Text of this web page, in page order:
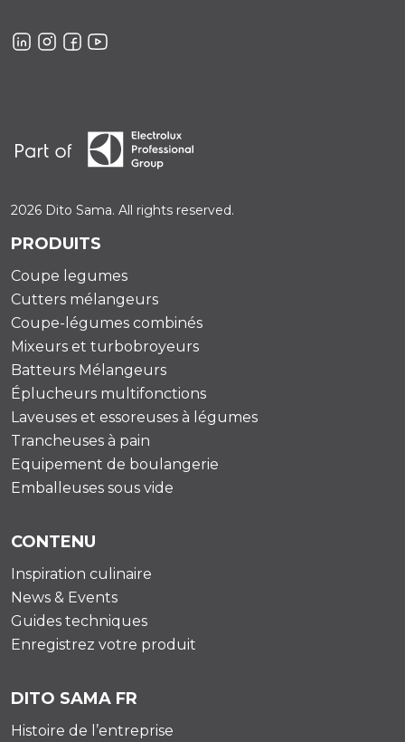
2026 Dito Sama. All rights reserved.
PRODUITS
Coupe legumes
Cutters mélangeurs
Coupe-légumes combinés
Mixeurs et turbobroyeurs
Batteurs Mélangeurs
Éplucheurs multifonctions
Laveuses et essoreuses à légumes
Trancheuses à pain
Equipement de boulangerie
Emballeuses sous vide
CONTENU
Inspiration culinaire
News & Events
Guides techniques
Enregistrez votre produit
DITO SAMA FR
Histoire de l’entreprise